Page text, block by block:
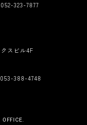
323-7877
スビル4F
388-4748